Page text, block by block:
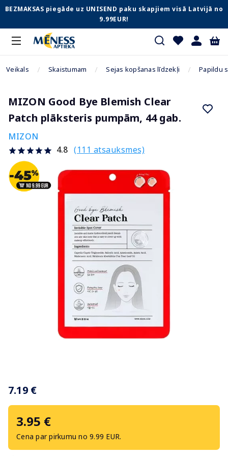
BEZMAKSAS piegāde uz UNISEND paku skapjiem visā Latvijā no
9.99EUR!
Veikals Skaistumam Sejas kopšanas līdzekļi Papildu
MIZON Good Bye Blemish Clear
Patch plāksteris pumpām, 44 gab.
MIZON
4.8 (111 atsauksmes)
7.19 €
3.95 €
Cena par pirkumu no 9.99 EUR.